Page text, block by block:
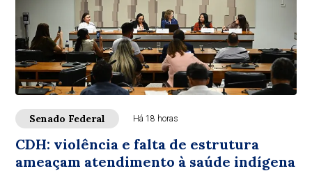
Senado Federal Há 18 horas
CDH: violência e falta de estrutura
ameaçam atendimento à saúde indígena